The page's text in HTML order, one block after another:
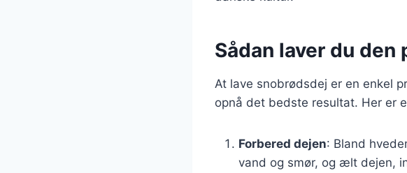
Sådan laver du
At lave snobrødsdej er en enkel
opnå det bedste resultat. Her er
Forbered dejen: Bland
vand og smør, og ælt dejen,